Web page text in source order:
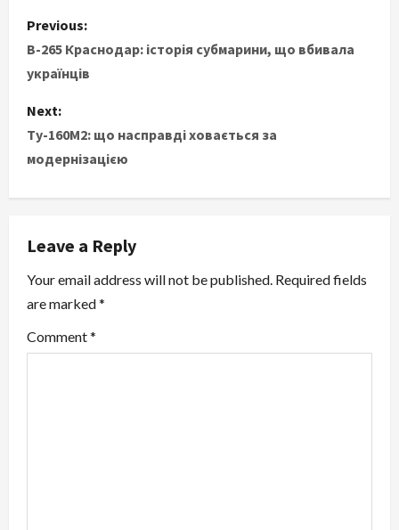
P
o
s
t
n
a
v
i
g
a
Previous:
B-265 Краснодар: історія субмарини, що вбивала
українців
Next:
Ту-160М2: що насправді ховається за
модернізацією
Leave a Reply
Your email address will not be published. Required fields
are marked*
Comment*